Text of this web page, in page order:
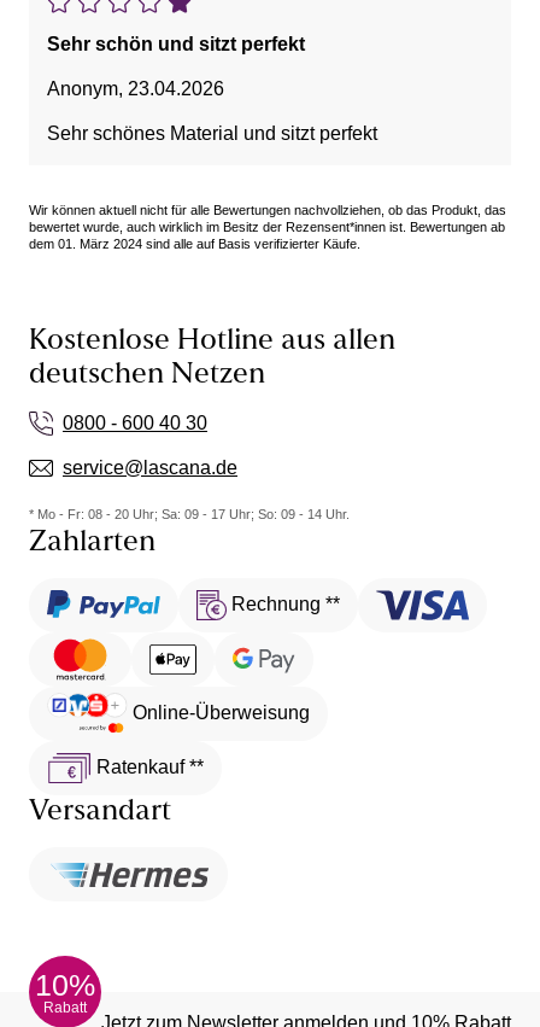
Sehr schön und sitzt perfekt
Anonym, 23.04.2026
Sehr schönes Material und sitzt perfekt
Wir können aktuell nicht für alle Bewertungen nachvollziehen, ob das Produkt, das
bewertet wurde, auch wirklich im Besitz der Rezensent*innen ist. Bewertungen ab
dem 01. März 2024 sind alle auf Basis verifizierter Käufe.
Kostenlose Hotline aus allen
deutschen Netzen
0800 - 600 40 30
service@lascana.de
* Mo - Fr: 08 - 20 Uhr; Sa: 09 - 17 Uhr; So: 09 - 14 Uhr.
Zahlarten
Rechnung **
Online-Überweisung
Ratenkauf **
Versandart
10%
Rabatt